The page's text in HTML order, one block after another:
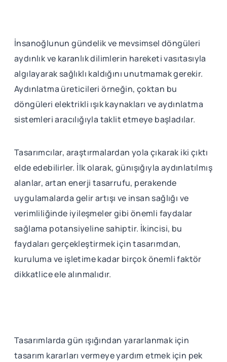
İnsanoğlunun gündelik ve mevsimsel döngüleri
aydınlık ve karanlık dilimlerin hareketi vasıtasıyla
algılayarak sağlıklı kaldığını unutmamak gerekir.
Aydınlatma üreticileri örneğin, çoktan bu
döngüleri elektrikli ışık kaynakları ve aydınlatma
sistemleri aracılığıyla taklit etmeye başladılar.
Tasarımcılar, araştırmalardan yola çıkarak iki çıktı
elde edebilirler. İlk olarak, günışığıyla aydınlatılmış
alanlar, artan enerji tasarrufu, perakende
uygulamalarda gelir artışı ve insan sağlığı ve
verimliliğinde iyileşmeler gibi önemli faydalar
sağlama potansiyeline sahiptir. İkincisi, bu
faydaları gerçekleştirmek için tasarımdan,
kuruluma ve işletime kadar birçok önemli faktör
dikkatlice ele alınmalıdır.
Tasarımlarda gün ışığından yararlanmak için
tasarım kararları vermeye yardım etmek için pek